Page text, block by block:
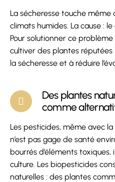
La sécheresse touche
climats humides. La cause :
Pour solutionner ce
cultiver des plantes
la sécheresse et à réduire
Des plantes
comme
Les pesticides, même avec
n’est pas gage de santé
bourrés d’éléments
culture. Les biopesticides
naturelles : des plantes